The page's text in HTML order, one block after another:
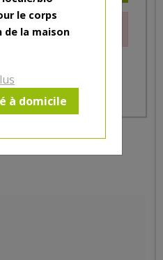
le corps
de la maison
à domicile
moment.